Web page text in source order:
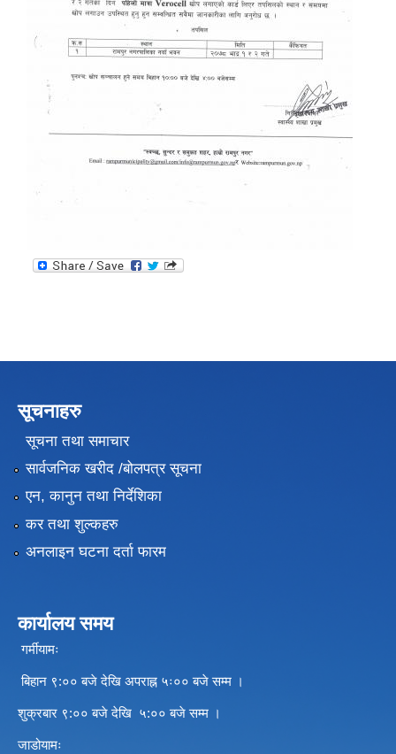
सूचनाहरु
सूचना तथा समाचार
सार्वजनिक खरीद /बोलपत्र सूचना
एन, कानुन तथा निर्देशिका
कर तथा शुल्कहरु
अनलाइन घटना दर्ता फारम
कार्यालय समय
गर्मीयामः
बिहान ९:०० बजे देखि अपराह्न ५ः०० बजे सम्म ।
शुक्रबार ९:०० बजे देखि ५:०० बजे सम्म ।
जाडोयामः